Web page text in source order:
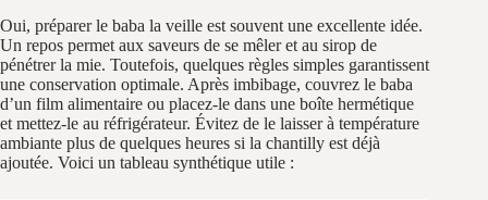
Oui, préparer le baba la veille est souvent une excellente idée.
Un repos permet aux saveurs de se mêler et au sirop de
pénétrer la mie. Toutefois, quelques règles simples garantissent
une conservation optimale. Après imbibage, couvrez le baba
d’un film alimentaire ou placez-le dans une boîte hermétique
et mettez-le au réfrigérateur. Évitez de le laisser à température
ambiante plus de quelques heures si la chantilly est déjà
ajoutée. Voici un tableau synthétique utile :